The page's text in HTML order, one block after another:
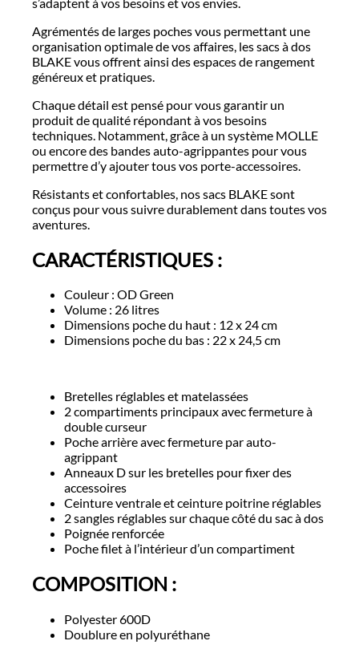
Agrémentés de larges poches vous permettant une
organisation optimale de vos affaires, les sacs à dos
BLAKE vous offrent ainsi des espaces de rangement
généreux et pratiques.
Chaque détail est pensé pour vous garantir un
produit de qualité répondant à vos besoins
techniques. Notamment, grâce à un système MOLLE
ou encore des bandes auto-agrippantes pour vous
permettre d’y ajouter tous vos porte-accessoires.
Résistants et confortables, nos sacs BLAKE sont
conçus pour vous suivre durablement dans toutes vos
aventures.
CARACTÉRISTIQUES :
Couleur : OD Green
Volume : 26 litres
Dimensions poche du haut : 12 x 24 cm
Dimensions poche du bas : 22 x 24,5 cm
Bretelles réglables et matelassées
2 compartiments principaux avec fermeture à
double curseur
Poche arrière avec fermeture par auto-
agrippant
Anneaux D sur les bretelles pour fixer des
accessoires
Ceinture ventrale et ceinture poitrine réglables
2 sangles réglables sur chaque côté du sac à dos
Poignée renforcée
Poche filet à l’intérieur d’un compartiment
COMPOSITION :
Polyester 600D
Doublure en polyuréthane